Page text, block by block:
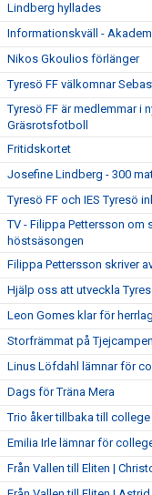
Lindberg hyllades
Informationskväll -
Nikos Gkoulios förlänger
Tyresö FF välkomnar
Tyresö FF är medlemmar i
Gräsrotsfotboll
Fritidskortet
Josefine Lindberg - 300
Tyresö FF och IES Tyresö
TV - Filippa Pettersson om
höstsäsongen
Filippa Pettersson skriver
Hjälp oss att utveckla
Leon Gomes klar för
Storfrämmat på Tjejcampen
Linus Löfdahl lämnar för
Dags för Träna Mera
Trio åker tillbaka till college
Emilia Irle lämnar för
Från Vallen till Eliten |